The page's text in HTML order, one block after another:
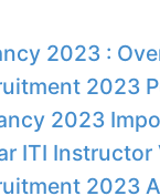
2023 :
2023
2023
ITI
2023